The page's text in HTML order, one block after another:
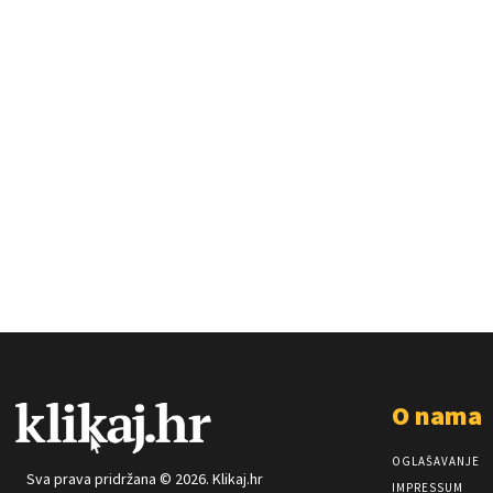
Sva prava pridržana © 2026. Klikaj.hr
O nama
OGLAŠAVANJE
IMPRESSUM